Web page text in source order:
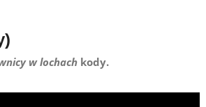
w lochach kody.